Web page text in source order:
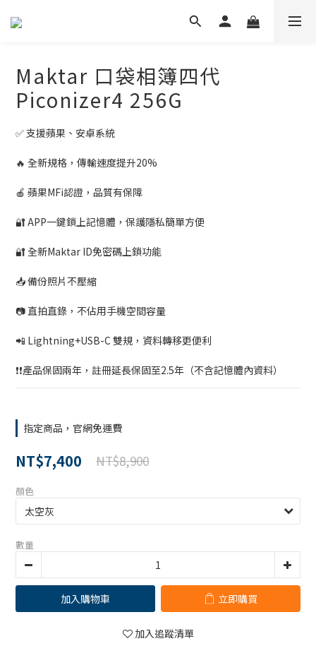
Maktar 口袋相簿四代
Piconizer4 256G
✅ 支援蘋果、安卓系統
🔥 全新規格，傳輸速度提升20%
🍎 蘋果MFi認證，品質有保障
🔐 APP一鍵鎖上記憶體，保護隱私簡單方便
🔐 全新Maktar ID免密碼上鎖功能
📥 備份照片不壓縮
📷 直拍直錄，不佔用手機空間容量
📲 Lightning+USB-C 雙規，資料轉移更便利
❗️❗️產品保固兩年，註冊延長保固至2.5年（不含記憶體內資料）
指定商品，官網免運費
NT$7,400 NT$8,900
顏色
數量
加入購物車 立即購買
加入追蹤清單